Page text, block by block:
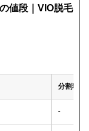
値段｜VIO脱毛
分割料金
-